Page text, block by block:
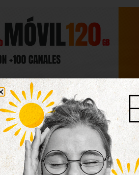
un viaje interior en el amplio
de Valladolid, que para muchos
a los vallisoletanos con sus
historias de su pasado
con nuestras emociones a